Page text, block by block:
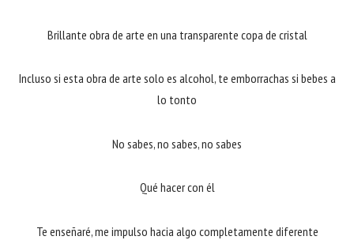
Brillante obra de arte en una transparente copa de cristal
Incluso si esta obra de arte solo es alcohol, te emborrachas si bebes a
lo tonto
No sabes, no sabes, no sabes
Qué hacer con él
Te enseñaré, me impulso hacia algo completamente diferente